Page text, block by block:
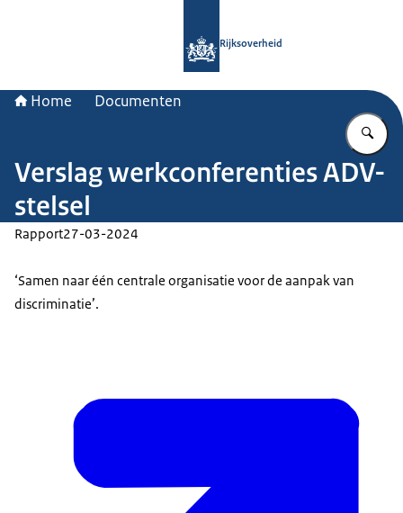
Rijksoverheid
Home Documenten
Verslag werkconferenties ADV-
stelsel
Rapport27-03-2024
‘Samen naar één centrale organisatie voor de aanpak van
discriminatie’.